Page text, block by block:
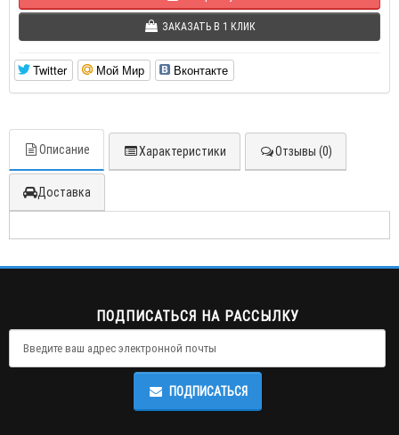
ЗАКАЗАТЬ В 1 КЛИК
Twitter Мой Мир Вконтакте
Описание Характеристики Отзывы (0)
Доставка
ПОДПИСАТЬСЯ НА РАССЫЛКУ
ПОДПИСАТЬСЯ